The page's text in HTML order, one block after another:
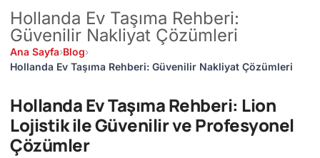
Hollanda Ev Taşıma Rehberi:
Güvenilir Nakliyat Çözümleri
Ana Sayfa›Blog›
Hollanda Ev Taşıma Rehberi: Güvenilir Nakliyat Çözümleri
Hollanda Ev Taşıma Rehberi: Lion
Lojistik ile Güvenilir ve Profesyonel
Çözümler